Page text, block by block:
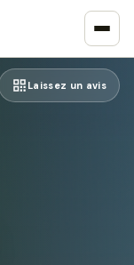
Laissez un avis